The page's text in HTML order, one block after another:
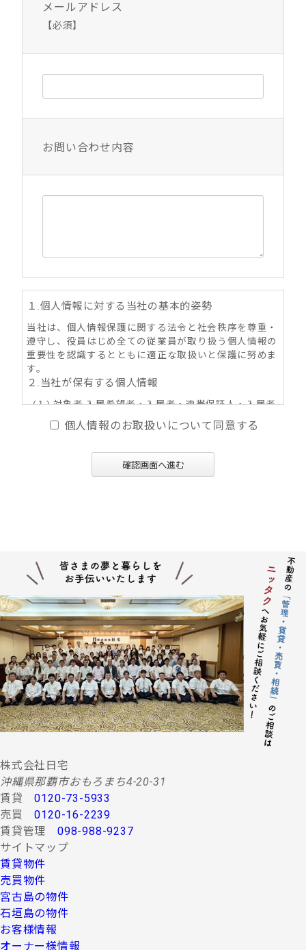
メールアドレス
【必須】
お問い合わせ内容
１.個人情報に対する当社の基本的姿勢
当社は、個人情報保護に関する法令と社会秩序を尊重・
遵守し、役員はじめ全ての従業員が取り扱う個人情報の
重要性を認識するとともに適正な取扱いと保護に努めま
す。
２.当社が保有する個人情報
(１) 対象者 入居希望者・入居者・連帯保証人・入居者
家族・同居人・不動産の所有者その他権利者
(２) 取得情報内容 住所・氏名・性別・生年月日・年
アドレス）・自宅電話番号・個人Ｅ-mail アドレス
(１) 不動産の賃貸、売買、交換、及びそれらの媒介・
代理、紹介、入居申込結果等の連絡、信用情報機
関への信用照会、物件の管理等に関する契約その
他取り決め事項の履行に必要な範囲における利用
並びに当社及び当社グループ会社（アパマンショ
ップ本部及び加盟企業を含む：以下同じ）が提供
する情報・サービスの提供。
(２) 当社グループ会社によるコンサルティング、調査
等に関する契約その他取り決め事項の履行に必要
な範囲における利用並びに情報・サービスの提
供。
(３) 当社グループ会社における広告・宣伝、その他当
社グループ会社より発送されるダイレクトメール
又は、Ｅ-mail、Ｗｅｂサイト等を利用した情報サ
ービスの提供。
(４) 当社グループ会社が行う顧客動向調査、市場調
査、商品開発等の分析データ並びに広告反響等の
各種調査。
(５) 前各項に定める利用目的の達成に必要な範囲にお
ける個人情報の第三者提供。
４.お客様の個人情報の第三者への提供
第三者への提供にあたっては、機密保持のために必要な
措置を講じます。なお、上記利用目的の達成に必要な範
囲内において業務委託先に情報を提供する場合など、法
令に反しない範囲で停止請求をお受けできないことがあ
ります。 お客様の個人情報は、上記利用目的のために以
下の者に対して書面または口頭もしくはその他媒体によ
個人情報のお取扱いについて同意する
確認画面へ進む
株式会社日宅
沖縄県那覇市おもろまち4-20-31
賃貸0120-73-5933
売買0120-16-2239
賃貸管理 098-988-9237
サイトマップ
賃貸物件
売買物件
宮古島の物件
石垣島の物件
お客様情報
オーナー様情報